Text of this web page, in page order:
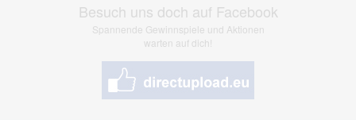
Besuch uns doch auf Facebook
Spannende Gewinnspiele und Aktionen
warten auf dich!